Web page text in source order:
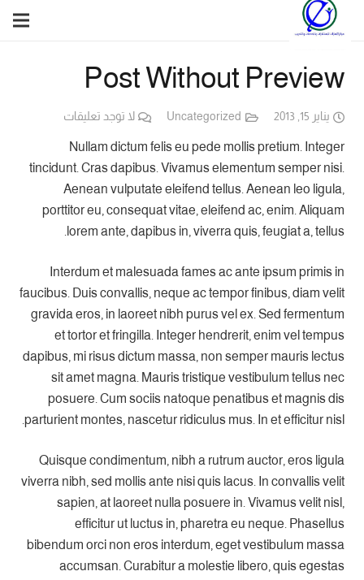
Post Without Preview
يناير 15, 2013 Uncategorized لا توجد تعليقات
Nullam dictum felis eu pede mollis pretium. Integer
tincidunt. Cras dapibus. Vivamus elementum semper nisi.
Aenean vulputate eleifend tellus. Aenean leo ligula,
porttitor eu, consequat vitae, eleifend ac, enim. Aliquam
lorem ante, dapibus in, viverra quis, feugiat a, tellus.
Interdum et malesuada fames ac ante ipsum primis in
faucibus. Duis convallis, neque ac tempor finibus, diam velit
gravida eros, in laoreet nibh purus vel ex. Sed fermentum
et tortor et fringilla. Integer hendrerit, enim vel tempus
dapibus, mi risus dictum massa, non semper mauris lectus
sit amet magna. Mauris tristique vestibulum tellus nec
posuere. Cum sociis natoque penatibus et magnis dis
parturient montes, nascetur ridiculus mus. In et efficitur nisl.
Quisque condimentum, nibh a rutrum auctor, eros ligula
viverra nibh, sed mollis ante nisi quis lacus. In convallis velit
sapien, at laoreet nulla posuere in. Vivamus velit nisl,
efficitur ut luctus in, pharetra eu neque. Phasellus
bibendum orci non eros interdum, eget vestibulum massa
accumsan. Curabitur a molestie libero, quis egestas